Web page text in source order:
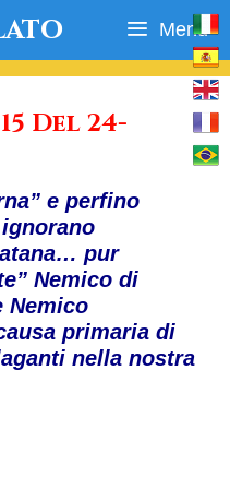
Menu
Del 24-
e perfino
pur
Nemico di
Nemico
primaria di
nella nostra